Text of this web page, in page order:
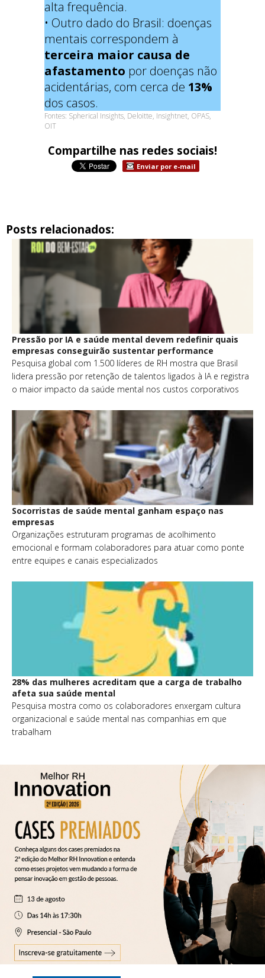
alta frequência.
• Outro dado do Brasil: doenças
mentais correspondem à
terceira maior causa de
afastamento por doenças não
acidentárias, com cerca de 13%
dos casos.
Fontes: Spherical Insights, Deloitte, Insightnet, OPAS,
OIT
Compartilhe nas redes sociais!
Enviar por e-mail
Posts relacionados:
Pressão por IA e saúde mental devem redefinir quais
empresas conseguirão sustentar performance
Pesquisa global com 1.500 líderes de RH mostra que Brasil
lidera pressão por retenção de talentos ligados à IA e registra
o maior impacto da saúde mental nos custos corporativos
Socorristas de saúde mental ganham espaço nas
empresas
Organizações estruturam programas de acolhimento
emocional e formam colaboradores para atuar como ponte
entre equipes e canais especializados
28% das mulheres acreditam que a carga de trabalho
afeta sua saúde mental
Pesquisa mostra como os colaboradores enxergam cultura
organizacional e saúde mental nas companhias em que
trabalham